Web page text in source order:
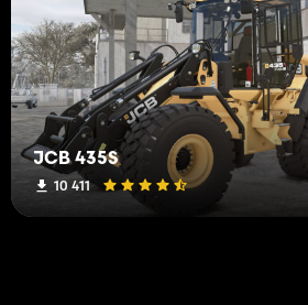
JCB 435S
10 411